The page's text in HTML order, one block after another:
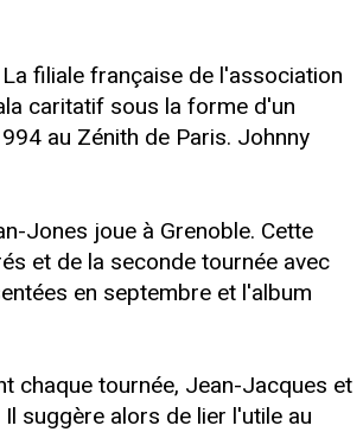
filiale française de l'association
caritatif sous la forme d'un
au Zénith de Paris. Johnny
Jones joue à Grenoble. Cette
et de la seconde tournée avec
en septembre et l'album
chaque tournée, Jean-Jacques et
suggère alors de lier l'utile au